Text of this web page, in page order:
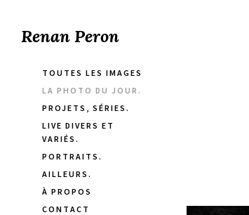
Renan Peron
TOUTES LES IMAGES
LA PHOTO DU JOUR.
PROJETS, SÉRIES.
LIVE DIVERS ET
VARIÉS.
PORTRAITS.
AILLEURS.
À PROPOS
CONTACT